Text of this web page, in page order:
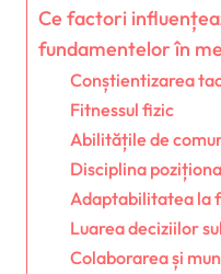
Ce factori
fundamentelor în
Conștientizarea
Fitnessul fizic
Abilitățile de
Disciplina
Adaptabilitatea la
Luarea deciziilor
Colaborarea și